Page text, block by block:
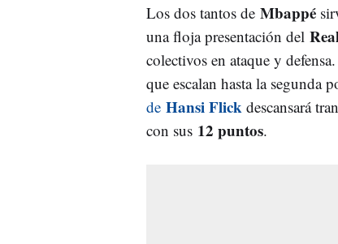
Los dos tantos de Mbappé
una floja presentación del
colectivos en ataque y
que escalan hasta la segunda
de Hansi Flick descansará
con sus 12 puntos.